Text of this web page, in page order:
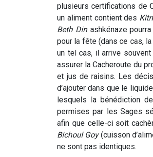
plusieurs certifications de
un aliment contient des
Beth Dinashkénaze pourra
pour la fête (dans ce cas,
un tel cas, il arrive
assurer la Cacheroute du
et jus de raisins. Les
d’ajouter dans que le
lesquels la bénédiction
permises par les Sages
afin que celle-ci soit
Bichoul Goy(cuisson
ne sont pas identiques.